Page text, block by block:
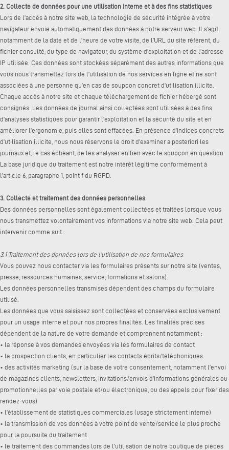
2. Collecte de données pour une utilisation interne et à des fins statistiques
Lors de l’accès à notre site web, la technologie de sécurité intégrée à votre
navigateur envoie automatiquement des données à notre serveur web. Il s’agit
notamment de la date et de l’heure de votre visite, de l’URL du site référent, du
fichier consulté, du type de navigateur, du système d’exploitation et de l’adresse
IP utilisée. Ces données sont stockées séparément des autres informations que
vous nous transmettez lors de l’utilisation de nos services en ligne et ne sont
associées à une personne qu’en cas de soupçon concret d’utilisation illicite.
Chaque accès à notre site et chaque téléchargement de fichier hébergé sont
consignés. Les données de journal ainsi collectées sont utilisées à des fins
d’analyses statistiques pour garantir l’exploitation et la sécurité du site et en
améliorer l’ergonomie, puis elles sont effacées. En présence d’indices concrets
d’utilisation illicite, nous nous réservons le droit d’examiner a posteriori les
journaux et, le cas échéant, de les analyser en lien avec le soupçon en question.
La base juridique du traitement est notre intérêt légitime conformément à
l’article 6, paragraphe 1, point f du RGPD.
3. Collecte et traitement des données personnelles
Des données personnelles sont également collectées et traitées lorsque vous
nous transmettez volontairement vos informations via notre site web. Cela peut
intervenir comme suit :
3.1 Traitement des données lors de l’utilisation de nos formulaires
Vous pouvez nous contacter via les formulaires présents sur notre site (ventes,
presse, ressources humaines, service, formations et salons).
Les données personnelles transmises dépendent des champs du formulaire
utilisé.
Les données que vous saisissez sont collectées et conservées exclusivement
pour un usage interne et pour nos propres finalités. Les finalités précises
dépendent de la nature de votre demande et comprennent notamment :
• la réponse à vos demandes envoyées via les formulaires de contact
• la prospection clients, en particulier les contacts écrits/téléphoniques
• des activités marketing (sur la base de votre consentement, notamment l’envoi
de magazines clients, newsletters, invitations/envois d’informations générales ou
promotionnelles par voie postale et/ou électronique, ou des appels pour fixer des
rendez-vous)
• l’établissement de statistiques commerciales (usage strictement interne)
• la transmission de vos données à votre point de vente/service le plus proche
pour la poursuite du traitement
• le traitement des commandes lors de l’utilisation de notre boutique de pièces